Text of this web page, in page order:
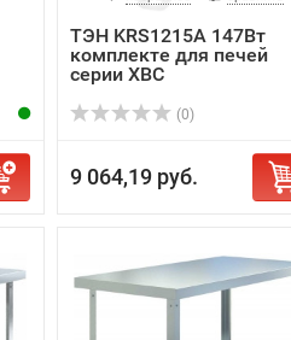
ТЭН KRS1215A 147Вт
комплекте для печей
серии XBC
(0)
9 064,19 руб.